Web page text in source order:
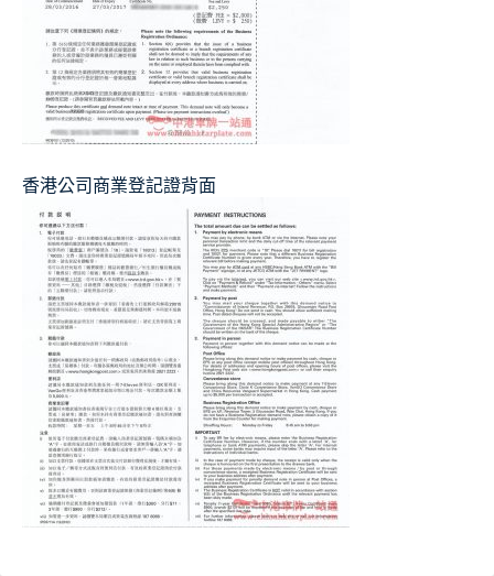
香港公司商業登記證背面